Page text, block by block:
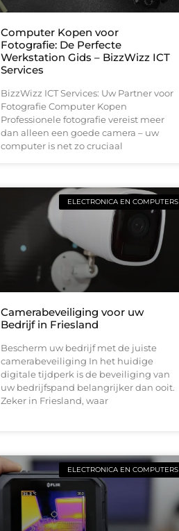
Computer Kopen voor
Fotografie: De Perfecte
Werkstation Gids – BizzWizz ICT
Services
BizzWizz ICT Services: Uw Partner voor
Fotografie Computer Kopen
Professionele fotografie vereist meer
dan alleen een goede camera – uw
computer is net zo cruciaal
ELECTRONICA EN COMPUTERS
Camerabeveiliging voor uw
Bedrijf in Friesland
Bescherm uw bedrijf met de juiste
camerabeveiliging In het huidige
digitale tijdperk is de beveiliging van
uw bedrijfspand belangrijker dan ooit.
Zeker in Friesland, waar
ELECTRONICA EN COMPUTERS